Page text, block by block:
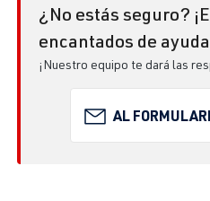
¿No estás seguro?
encantados de
¡Nuestro equipo te dará las
AL